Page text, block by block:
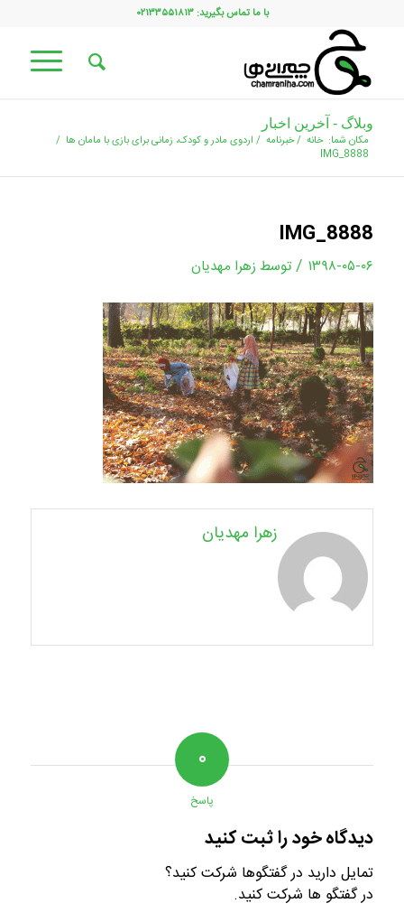
با ما تماس بگیرید: ۰۲۱۳۳۵۵۱۸۱۳
وبلاگ - آخرین اخبار
مکان شما: خانه /خبرنامه / اردوی مادر و کودک، زمانی برای بازی با مامان ها /
IMG_8888
IMG_8888
۱۳۹۸-۰۵-۰۶ / توسط زهرا مهدیان
زهرا مهدیان
۰
پاسخ
دیدگاه خود را ثبت کنید
تمایل دارید در گفتگوها شرکت کنید؟
در گفتگو ها شرکت کنید.